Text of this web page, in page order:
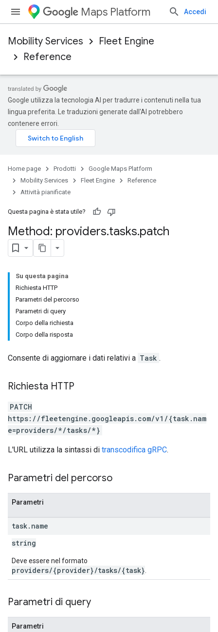
Maps Platform Accedi
Mobility Services
Fleet Engine
Reference
Google utilizza la tecnologia AI per tradurre i contenuti nella tua
lingua preferita. Le traduzioni generate dall'AI potrebbero
contenere errori.
Home page Prodotti
Google Maps Platform
Mobility Services
Fleet Engine
Reference
Attività pianificate
Questa pagina è stata utile?
Method: providers.tasks.patch
Su questa pagina
Richiesta HTTP
Parametri del percorso
Parametri di query
Corpo della richiesta
Corpo della risposta
Consente di aggiornare i dati relativi a Task .
Richiesta HTTP
PATCH
https://fleetengine.googleapis.com/v1/{task.nam
e=providers/*/tasks/*}
L'URL utilizza la sintassi di transcodifica gRPC.
Parametri del percorso
Parametri
task. name
string
Deve essere nel formato
providers/{provider}/tasks/{task}
Parametri di query
Parametri